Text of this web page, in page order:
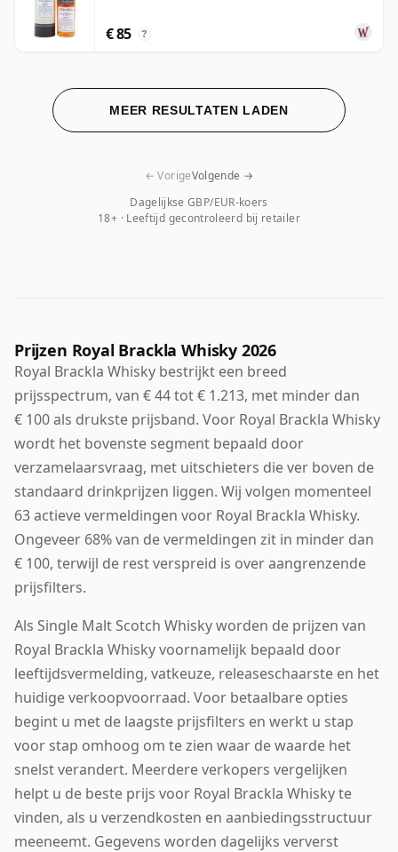
€ 85 ?
MEER RESULTATEN LADEN
Dagelijkse GBP/EUR-koers
18+ · Leeftijd gecontroleerd bij retailer
← VorigeVolgende →
Prijzen Royal Brackla Whisky 2026
Royal Brackla Whisky bestrijkt een breed
prijsspectrum, van € 44 tot € 1.213, met minder dan
€ 100 als drukste prijsband. Voor Royal Brackla Whisky
wordt het bovenste segment bepaald door
verzamelaarsvraag, met uitschieters die ver boven de
standaard drinkprijzen liggen. Wij volgen momenteel
63 actieve vermeldingen voor Royal Brackla Whisky.
Ongeveer 68% van de vermeldingen zit in minder dan
€ 100, terwijl de rest verspreid is over aangrenzende
prijsfilters.
Als Single Malt Scotch Whisky worden de prijzen van
Royal Brackla Whisky voornamelijk bepaald door
leeftijdsvermelding, vatkeuze, releaseschaarste en het
huidige verkoopvoorraad. Voor betaalbare opties
begint u met de laagste prijsfilters en werkt u stap
voor stap omhoog om te zien waar de waarde het
snelst verandert. Meerdere verkopers vergelijken
helpt u de beste prijs voor Royal Brackla Whisky te
vinden, als u verzendkosten en aanbiedingsstructuur
meeneemt. Gegevens worden dagelijks ververst